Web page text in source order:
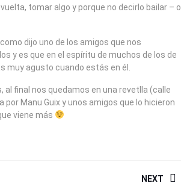
tomar algo y porque no decirlo bailar – o
dijo uno de los amigos que nos
y es que en el espíritu de muchos de los de
muy agusto cuando estás en él.
final nos quedamos en una revetlla (calle
Manu Guix y unos amigos que lo hicieron
viene más
NEXT